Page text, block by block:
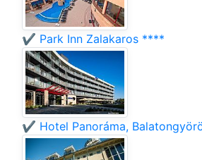
✔️ Park Inn Zalakaros ****
✔️ Hotel Panoráma,